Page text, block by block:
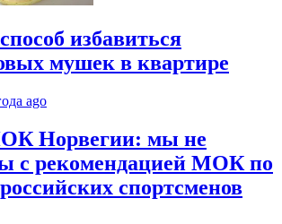
избавиться
мушек в квартире
ago
Норвегии: мы не
с рекомендацией МОК по
спортсменов